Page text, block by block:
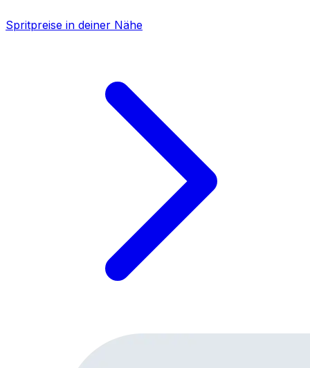
Spritpreise in deiner Nähe